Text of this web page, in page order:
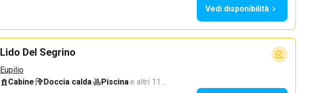
Vedi disponibilità
Lido Del Segrino
Eupilio
Cabine· Doccia calda· Piscina·e altri 11…